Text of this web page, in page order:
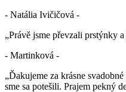
- Natália Ivičičová -
„Právě jsme převzali prstýnky
- Martinková -
„Ďakujeme za krásne
sme sa potešili. Prajem pekný